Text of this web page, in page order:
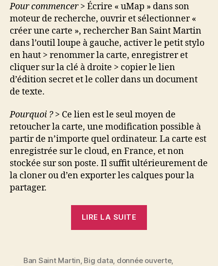
Pour commencer> Écrire « uMap » dans son
moteur de recherche, ouvrir et sélectionner «
créer une carte », rechercher Ban Saint Martin
dans l’outil loupe à gauche, activer le petit stylo
en haut > renommer la carte, enregistrer et
cliquer sur la clé à droite > copier le lien
d’édition secret et le coller dans un document
de texte.
Pourquoi ?> Ce lien est le seul moyen de
retoucher la carte, une modification possible à
partir de n’importe quel ordinateur. La carte est
enregistrée sur le cloud, en France, et non
stockée sur son poste. Il suffit ultérieurement de
la cloner ou d’en exporter les calques pour la
partager.
LIRE LA SUITE
Ban Saint Martin, Big data, donnée ouverte,